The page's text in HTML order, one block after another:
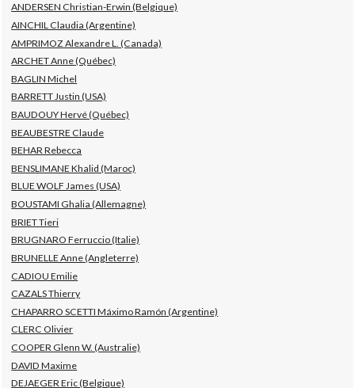
ANDERSEN Christian-Erwin (Belgique)
AINCHIL Claudia (Argentine)
AMPRIMOZ Alexandre L. (Canada)
ARCHET Anne (Québec)
BAGLIN Michel
BARRETT Justin (USA)
BAUDOUY Hervé (Québec)
BEAUBESTRE Claude
BEHAR Rebecca
BENSLIMANE Khalid (Maroc)
BLUE WOLF James (USA)
BOUSTAMI Ghalia (Allemagne)
BRIET Tieri
BRUGNARO Ferruccio (Italie)
BRUNELLE Anne (Angleterre)
CADIOU Emilie
CAZALS Thierry
CHAPARRO SCETTI Máximo Ramón (Argentine)
CLERC Olivier
COOPER Glenn W. (Australie)
DAVID Maxime
DEJAEGER Eric (Belgique)